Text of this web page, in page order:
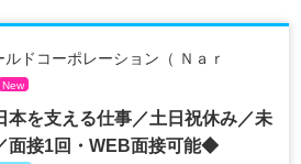
ドコーポレーション（ Ｎａｒ
New
を支える仕事／土日祝休み／未
面接1回・WEB面接可能◆